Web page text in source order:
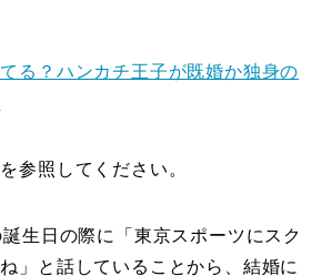
る？ハンカチ王子が既婚か独身の
参照してください。
生日の際に「東京スポーツにスク
」と話していることから、結婚に